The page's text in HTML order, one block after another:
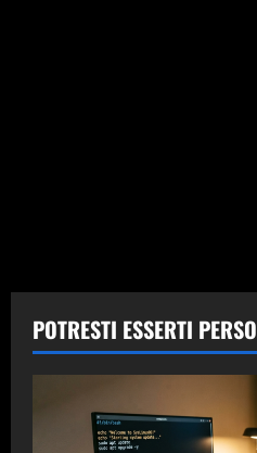
POTRESTI ESSERTI PERSO